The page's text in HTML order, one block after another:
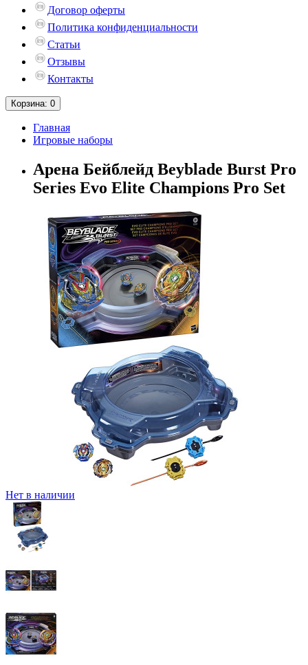
Договор оферты
Политика конфиденциальности
Статьи
Отзывы
Контакты
Корзина: 0
Главная
Игровые наборы
Арена Бейблейд Beyblade Burst Pro
Series Evo Elite Champions Pro Set
Нет в наличии